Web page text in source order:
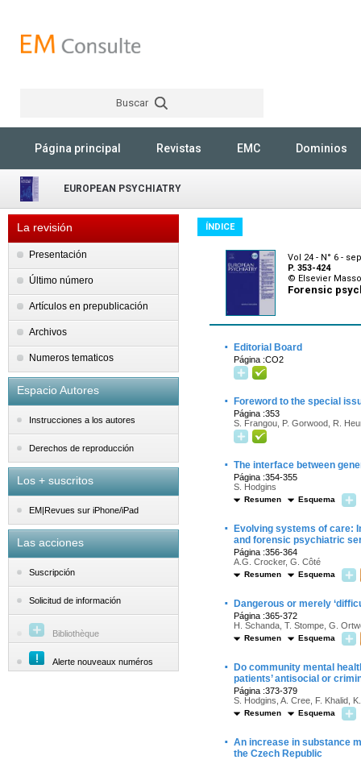
Buscar
Página principal Revistas EMC Dominios
EUROPEAN PSYCHIATRY
La revisión
Presentación
Último número
Artículos en prepublicación
Archivos
Numeros tematicos
Espacio Autores
Instrucciones a los autores
Derechos de reproducción
Los + suscritos
EM|Revues sur iPhone/iPad
Las acciones
Suscripción
Solicitud de información
Bibliothèque
Alerte nouveaux numéros
ÍNDICE
Vol 24 - N° 6 -
P. 353-424
© Elsevier
Forensic
· Editorial Board
Página :CO2
· Foreword to the special
Página :353
S. Frangou, P. Gorwood, R.
· The interface between
Página :354-355
S. Hodgins
Resumen Esquema
·
Evolving systems of care:
and forensic psychiatric
Página :356-364
A.G. Crocker, G. Côté
Resumen Esquema
· Dangerous or merely
Página :365-372
H. Schanda, T. Stompe, G.
Resumen Esquema
·
Do community mental
patients’ antisocial or
Página :373-379
S. Hodgins, A. Cree, F. Khalid,
Resumen Esquema
· An increase in substance
the Czech Republic